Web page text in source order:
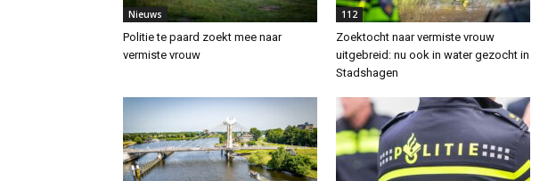
Nieuws
Politie te paard zoekt mee naar
vermiste vrouw
112
Zoektocht naar vermiste vrouw
uitgebreid: nu ook in water gezocht in
Stadshagen